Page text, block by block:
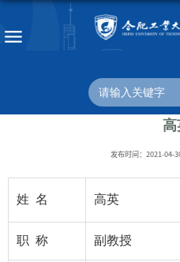
高
发布时间：2021-04-
姓 名 高英
职 称 副教授